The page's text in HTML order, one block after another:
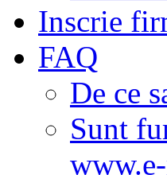
Inscrie
FAQ
De ce
Sunt